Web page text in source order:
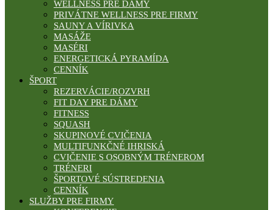
WELLNESS PRE DÁMY
PRIVÁTNE WELLNESS PRE FIRMY
SAUNY A VÍRIVKA
MASÁŽE
MASÉRI
ENERGETICKÁ PYRAMÍDA
CENNÍK
ŠPORT
REZERVÁCIE/ROZVRH
FIT DAY PRE DÁMY
FITNESS
SQUASH
SKUPINOVÉ CVIČENIA
MULTIFUNKČNÉ IHRISKÁ
CVIČENIE S OSOBNÝM TRÉNEROM
TRÉNERI
ŠPORTOVÉ SÚSTREDENIA
CENNÍK
SLUŽBY PRE FIRMY